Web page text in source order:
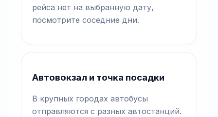
рейса нет на выбранную дату,
посмотрите соседние дни.
Автовокзал и точка посадки
В крупных городах автобусы
отправляются с разных автостанций.